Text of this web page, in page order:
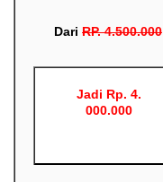
Dari RP.4.500.000
Jadi Rp. 4.
000.000